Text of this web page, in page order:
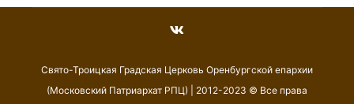
Свято-Троицкая Градская Церковь Оренбургской епархии
(Московский Патриархат РПЦ) | 2012-2023 © Все права